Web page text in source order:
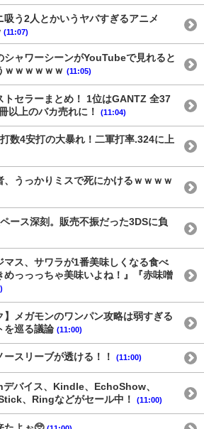
吸う2人とかいうヤバすぎるアニメ
(11:07)
シャワーシーンがYouTubeで見れると
ｗｗｗｗｗｗ (11:05)
トセラーまとめ！ 1位はGANTZ 全37
以上のバカ売れに！
(11:04)
数4安打の大暴れ！二軍打率.324に上
、うっかりミスで死にかけるｗｗｗｗ
ース深刻。販売不振だった3DSに負
マス、サワラが1番美味しくなる食べ
めっっっちゃ美味いよね！』『赤味噌
】メガモンのワンパン攻略は弱すぎる
を巡る議論 (11:00)
スリーブが透ける！！ (11:00)
デバイス、Kindle、EchoShow、
、Ringなどがセール中！
(11:00)